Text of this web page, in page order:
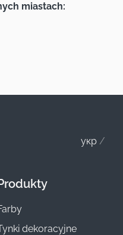
miastach:
укр
dekoracyjne